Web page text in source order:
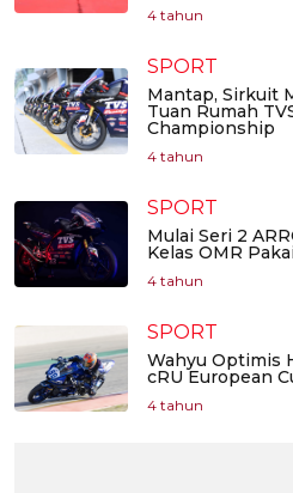
4 tahun
SPORT
Mantap, Sirkuit
Tuan Rumah
Championship
4 tahun
SPORT
Mulai Seri 2
Kelas OMR
4 tahun
SPORT
Wahyu Optimis
cRU European
4 tahun